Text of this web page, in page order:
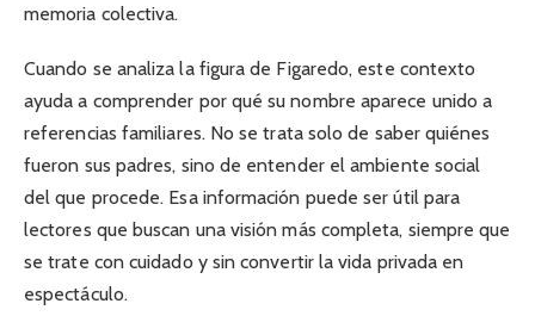
memoria colectiva.
Cuando se analiza la figura de Figaredo, este contexto
ayuda a comprender por qué su nombre aparece unido a
referencias familiares. No se trata solo de saber quiénes
fueron sus padres, sino de entender el ambiente social
del que procede. Esa información puede ser útil para
lectores que buscan una visión más completa, siempre que
se trate con cuidado y sin convertir la vida privada en
espectáculo.